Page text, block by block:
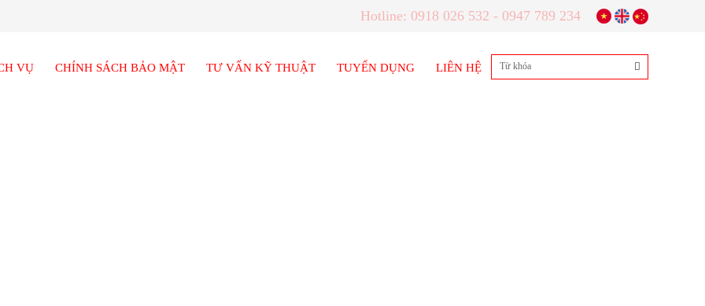
Hotline: 0918 026 532 - 0947 789 234
VỤ CHÍNH SÁCH BẢO MẬT TƯ VẤN KỸ THUẬT TUYỂN DỤNG LIÊN HỆ